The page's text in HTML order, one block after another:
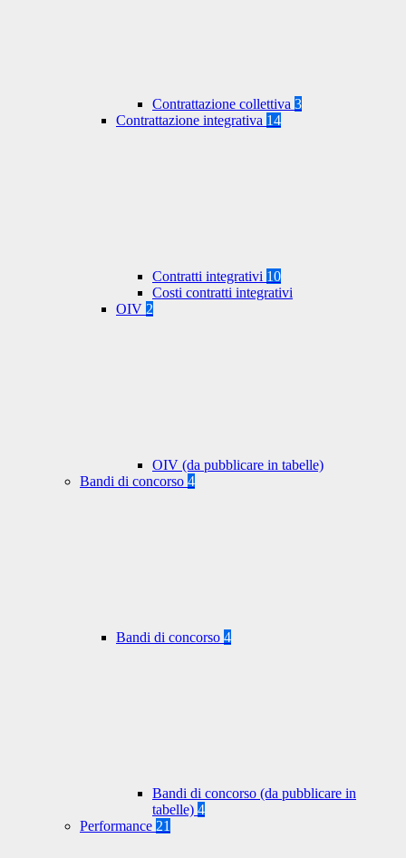
Contrattazione collettiva 3
Contrattazione integrativa 14
Contratti integrativi 10
Costi contratti integrativi
OIV 2
OIV (da pubblicare in tabelle)
Bandi di concorso 4
Bandi di concorso 4
Bandi di concorso (da pubblicare in
tabelle) 4
Performance 21